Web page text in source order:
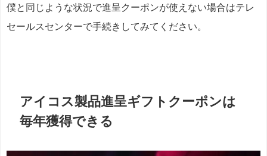
僕と同じような状況で進呈クーポンが使えない場合はテレ
セールスセンターで手続きしてみてください。
アイコス製品進呈ギフトクーポンは
毎年獲得できる